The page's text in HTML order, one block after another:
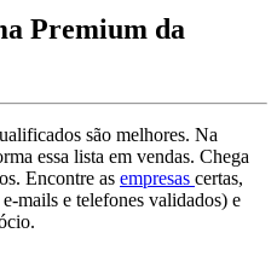
Premium da
são melhores. Na
essa lista em vendas. Chega
Encontre as empresas certas,
mails e telefones validados) e